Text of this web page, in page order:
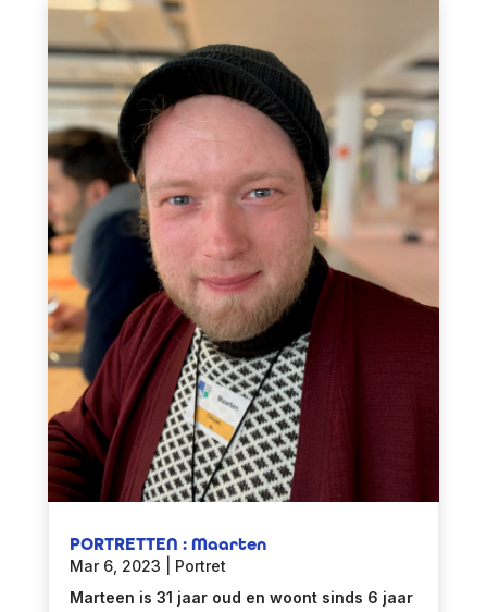
PORTRETTEN : Maarten
Mar 6, 2023
Portret
Marteen is 31 jaar oud en woont sinds 6 jaar